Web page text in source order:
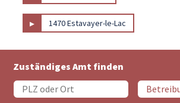
▸ 1470 Estavayer-le-Lac
Zuständiges Amt finden